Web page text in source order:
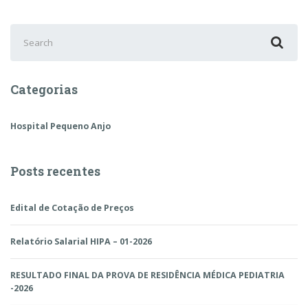
for:
Categorias
Hospital Pequeno Anjo
Posts recentes
Edital de Cotação de Preços
Relatório Salarial HIPA – 01-2026
RESULTADO FINAL DA PROVA DE RESIDÊNCIA MÉDICA PEDIATRIA
-2026